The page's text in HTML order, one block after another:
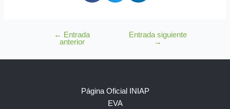
← Entrada
anterior
Entrada siguiente
→
Página Oficial INIAP
EVA